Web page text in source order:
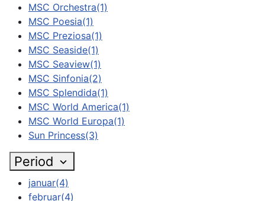
MSC Orchestra(1)
MSC Poesia(1)
MSC Preziosa(1)
MSC Seaside(1)
MSC Seaview(1)
MSC Sinfonia(2)
MSC Splendida(1)
MSC World America(1)
MSC World Europa(1)
Sun Princess(3)
Period
januar(4)
februar(4)